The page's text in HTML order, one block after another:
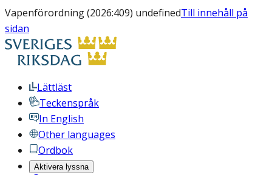
Vapenförordning (2026:409) undefinedTill innehåll på
sidan
Lättläst
Teckenspråk
In English
Other languages
Ordbok
Aktivera lyssna